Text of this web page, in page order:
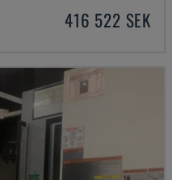
416 522 SEK